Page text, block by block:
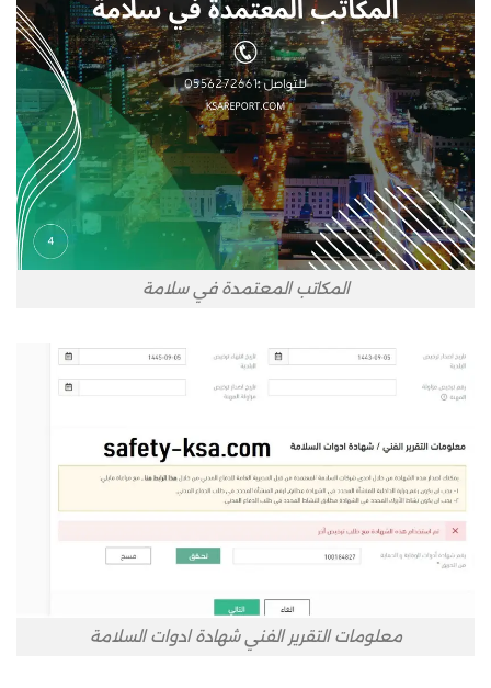
المكاتب المعتمدة في سلامة
معلومات التقرير الفني شهادة ادوات السلامة